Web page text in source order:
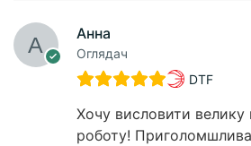
Анна
Оглядач
DTF
Хочу висловити велику
роботу!